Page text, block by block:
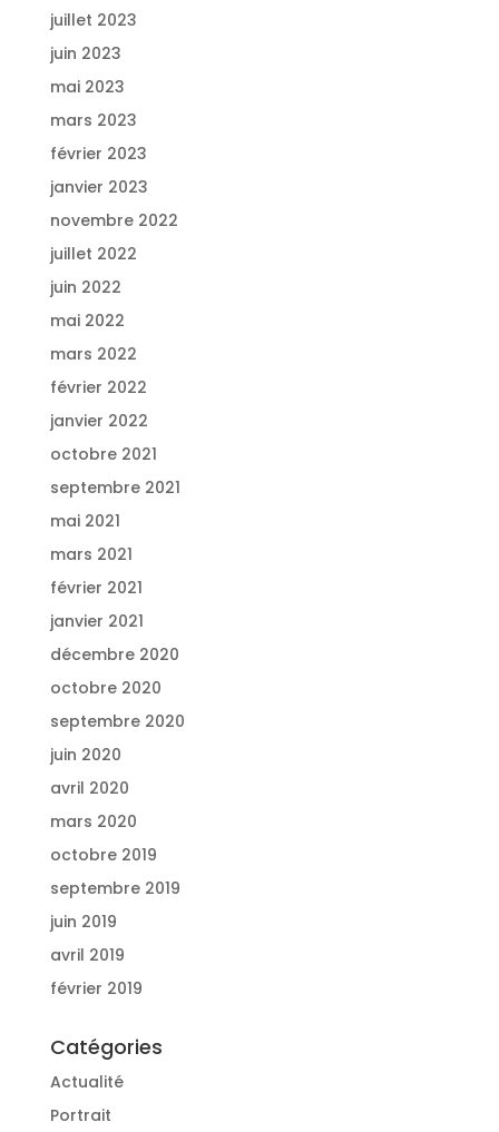
juillet 2023
juin 2023
mai 2023
mars 2023
février 2023
janvier 2023
novembre 2022
juillet 2022
juin 2022
mai 2022
mars 2022
février 2022
janvier 2022
octobre 2021
septembre 2021
mai 2021
mars 2021
février 2021
janvier 2021
décembre 2020
octobre 2020
septembre 2020
juin 2020
avril 2020
mars 2020
octobre 2019
septembre 2019
juin 2019
avril 2019
février 2019
Catégories
Actualité
Portrait